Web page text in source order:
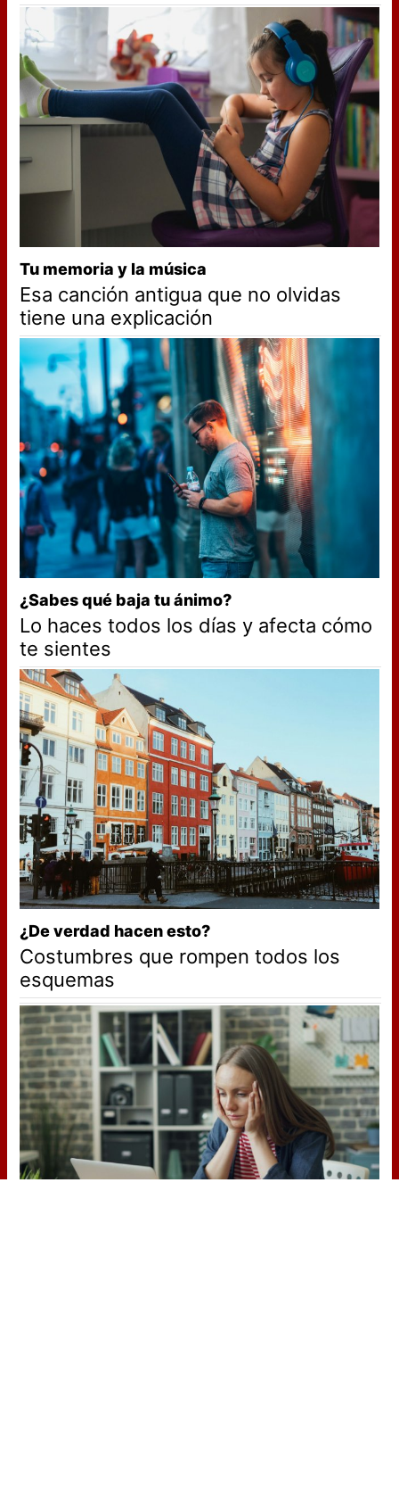
Tu memoria y la música
Esa canción antigua que no olvidas
tiene una explicación
¿Sabes qué baja tu ánimo?
Lo haces todos los días y afecta cómo
te sientes
¿De verdad hacen esto?
Costumbres que rompen todos los
esquemas